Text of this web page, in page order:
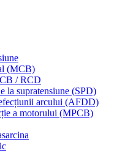
(MCB)
/ RCD
la supratensiune (SPD)
arcului (AFDD)
a motorului (MPCB)